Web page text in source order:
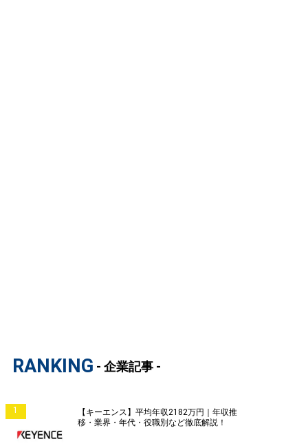
RANKING - 企業記事 -
1
【キーエンス】平均年収2182万円｜年収推
移・業界・年代・役職別など徹底解説！